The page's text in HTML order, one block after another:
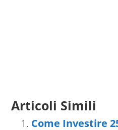
Articoli Simili
Come Investire